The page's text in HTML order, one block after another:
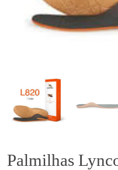
Palmilhas